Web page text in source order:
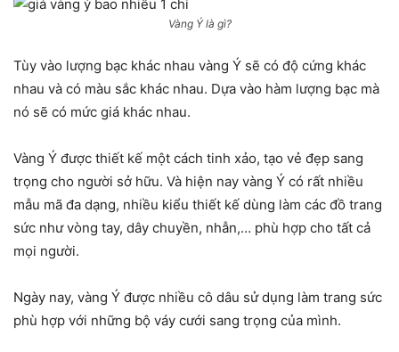
Vàng Ý là gì?
Tùy vào lượng bạc khác nhau vàng Ý sẽ có độ cứng khác
nhau và có màu sắc khác nhau. Dựa vào hàm lượng bạc mà
nó sẽ có mức giá khác nhau.
Vàng Ý được thiết kế một cách tinh xảo, tạo vẻ đẹp sang
trọng cho người sở hữu. Và hiện nay vàng Ý có rất nhiều
mẫu mã đa dạng, nhiều kiểu thiết kế dùng làm các đồ trang
sức như vòng tay, dây chuyền, nhẫn,… phù hợp cho tất cả
mọi người.
Ngày nay, vàng Ý được nhiều cô dâu sử dụng làm trang sức
phù hợp với những bộ váy cưới sang trọng của mình.